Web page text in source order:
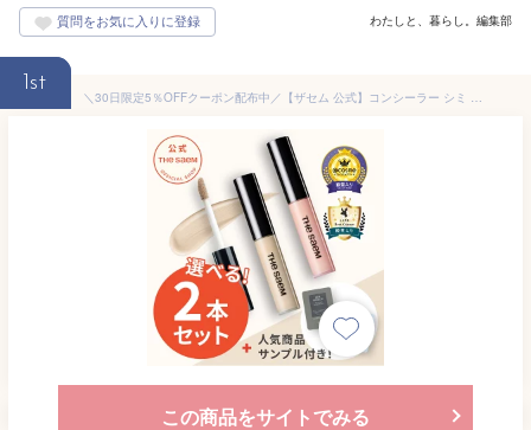
わたしと、暮らし。編集部
1st
＼30日限定5％OFFクーポン配布中／【ザセム 公式】コンシーラー シミ しわ クマカバー 密着カバー カラーコントロール【選べる2本セット】ザセム チップコンシーラー カバーパーフェクション 2本セット theSAEM/正規輸入品/国内発送 ポスト投函 |
この商品をサイトでみる